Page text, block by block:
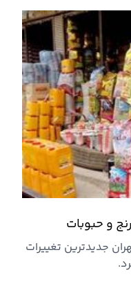
و حبوبات
جدیدترین تغییرات